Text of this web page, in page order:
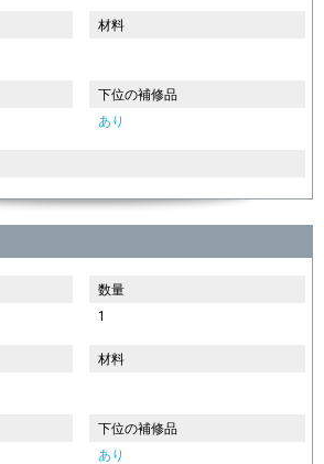
材料
下位の補修品
あり
数量
1
材料
下位の補修品
あり